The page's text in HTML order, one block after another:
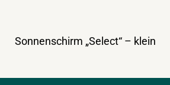
Sonnenschirm „Select“ – klein